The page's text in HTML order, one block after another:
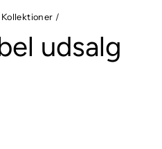
Kollektioner /
udsalg